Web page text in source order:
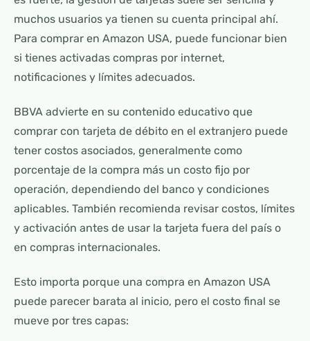
muchos usuarios ya tienen su cuenta principal ahí.
Para comprar en Amazon USA, puede funcionar bien
si tienes activadas compras por internet,
notificaciones y límites adecuados.
BBVA advierte en su contenido educativo que
comprar con tarjeta de débito en el extranjero puede
tener costos asociados, generalmente como
porcentaje de la compra más un costo fijo por
operación, dependiendo del banco y condiciones
aplicables. También recomienda revisar costos, límites
y activación antes de usar la tarjeta fuera del país o
en compras internacionales.
Esto importa porque una compra en Amazon USA
puede parecer barata al inicio, pero el costo final se
mueve por tres capas: